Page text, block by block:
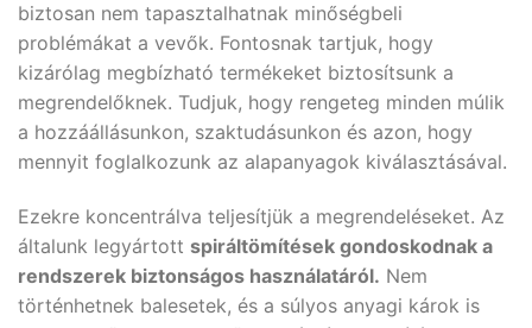
biztosan nem tapasztalhatnak minőségbeli
problémákat a vevők. Fontosnak tartjuk, hogy
kizárólag megbízható termékeket biztosítsunk a
megrendelőknek. Tudjuk, hogy rengeteg minden múlik
a hozzáállásunkon, szaktudásunkon és azon, hogy
mennyit foglalkozunk az alapanyagok kiválasztásával.
Ezekre koncentrálva teljesítjük a megrendeléseket. Az
általunk legyártott spiráltömítések gondoskodnak a
rendszerek biztonságos használatáról. Nem
történhetnek balesetek, és a súlyos anyagi károk is